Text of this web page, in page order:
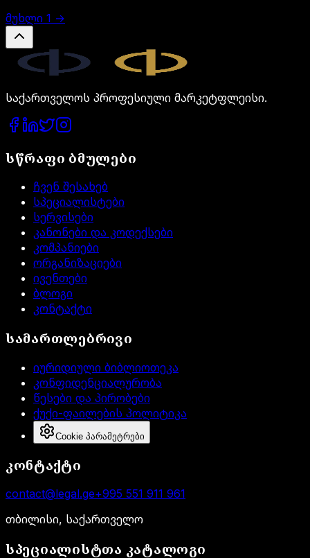
მუხლი 1 →
საქართველოს პროფესიული მარკეტფლეისი.
სწრაფი ბმულები
ჩვენ შესახებ
სპეციალისტები
სერვისები
კანონები და კოდექსები
კომპანიები
ორგანიზაციები
ივენთები
ბლოგი
კონტაქტი
სამართლებრივი
იურიდიული ბიბლიოთეკა
კონფიდენციალურობა
წესები და პირობები
ქუქი-ფაილების პოლიტიკა
Cookie პარამეტრები
კონტაქტი
contact@legal.ge+995 551 911 961
თბილისი, საქართველო
სპეციალისტთა კატალოგი